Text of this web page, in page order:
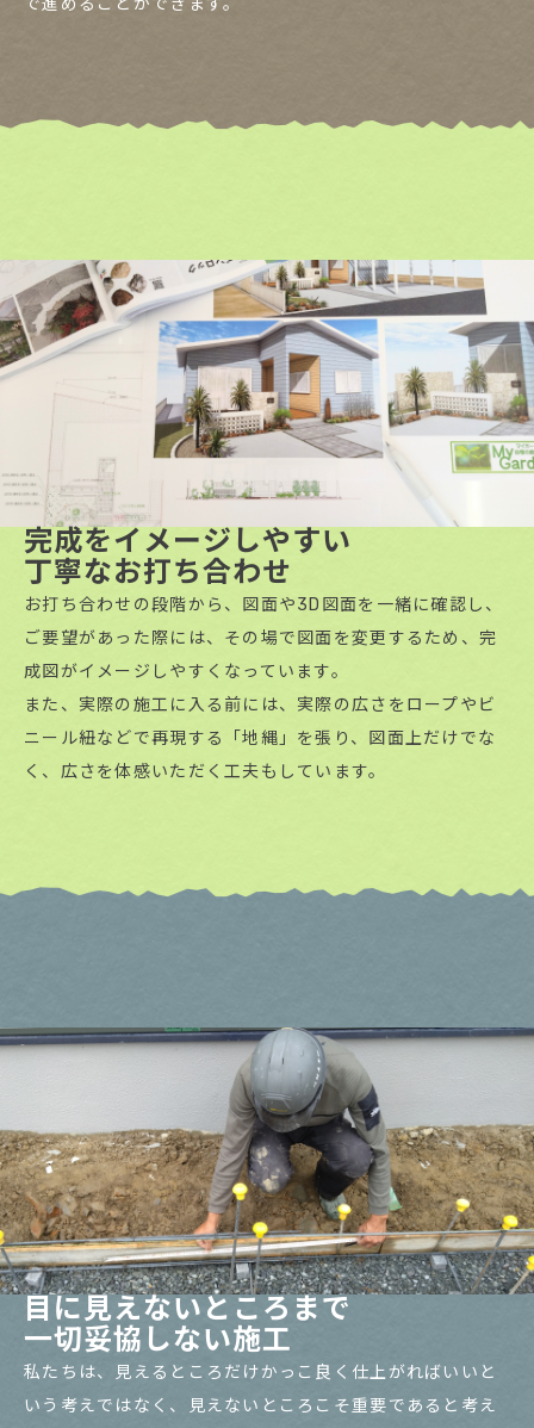
で進めることができます。
完成をイメージしやすい
丁寧なお打ち合わせ
お打ち合わせの段階から、図面や3D図面を一緒に確認し、
ご要望があった際には、その場で図面を変更するため、完
成図がイメージしやすくなっています。
また、実際の施工に入る前には、実際の広さをロープやビ
ニール紐などで再現する「地縄」を張り、図面上だけでな
く、広さを体感いただく工夫もしています。
目に見えないところまで
一切妥協しない施工
私たちは、見えるところだけかっこ良く仕上がればいいと
いう考えではなく、見えないところこそ重要であると考え